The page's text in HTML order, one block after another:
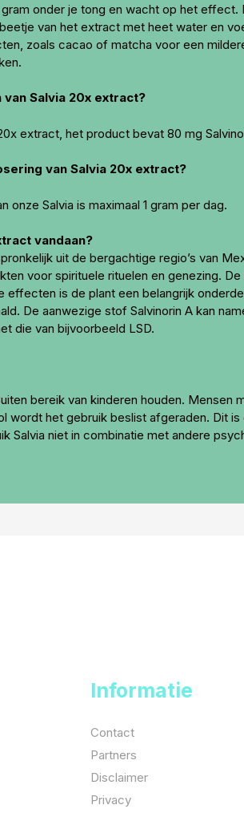
onder je tong en wacht op het
van het extract met heet water en
zoals cacao of matcha voor een
Salvia 20x extract?
extract, het product bevat 80 mg
van Salvia 20x extract?
onze Salvia is maximaal 1 gram per dag.
vandaan?
uit de bergachtige regio’s van
voor spirituele rituelen en genezing.
effecten is de plant een belangrijk
De aanwezige stof Salvinorin A kan
die van bijvoorbeeld LSD.
bereik van kinderen houden.
wordt het gebruik beslist afgeraden. Dit
Salvia niet in combinatie met andere
Informatie
Contact
Partners
Disclaimer
Privacy